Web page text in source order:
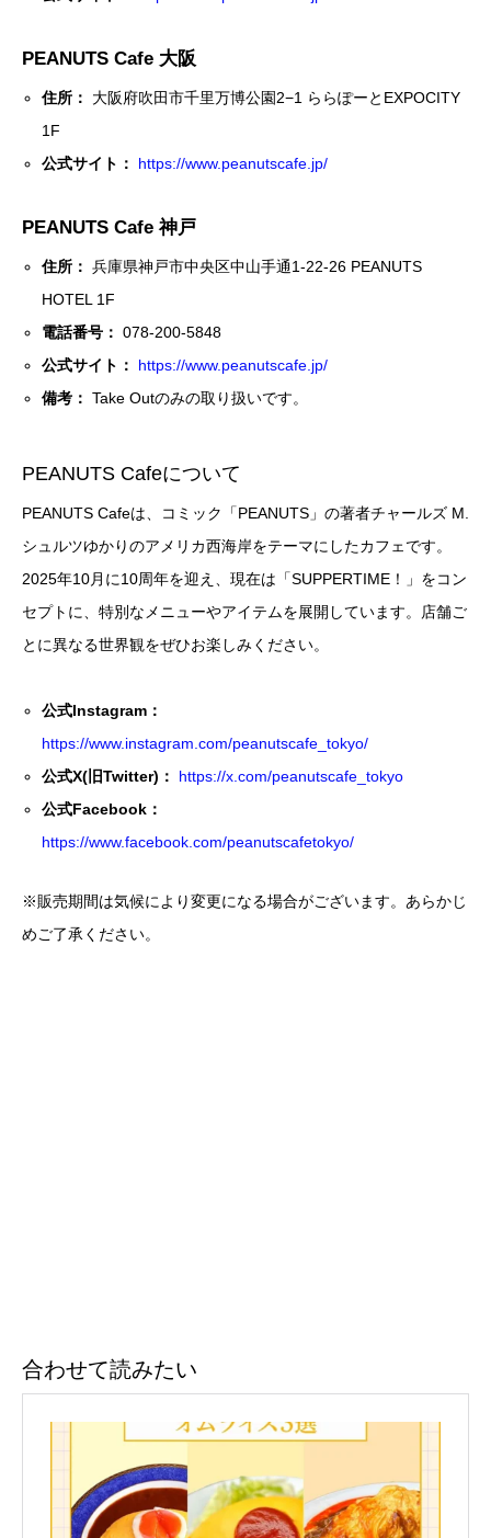
PEANUTS Cafe 大阪
住所：
大阪府吹田市千里万博公園2−1 ららぽーとEXPOCITY
1F
公式サイト：
https://www.peanutscafe.jp/
PEANUTS Cafe 神戸
住所： 兵庫県神戸市中央区中山手通1-22-26 PEANUTS
HOTEL 1F
電話番号： 078-200-5848
公式サイト：
https://www.peanutscafe.jp/
備考： Take Outのみの取り扱いです。
PEANUTS Cafeについて
PEANUTS Cafeは、コミック「PEANUTS」の著者チャールズ M.
シュルツゆかりのアメリカ西海岸をテーマにしたカフェです。
2025年10月に10周年を迎え、現在は「SUPPERTIME！」をコン
セプトに、特別なメニューやアイテムを展開しています。店舗ご
とに異なる世界観をぜひお楽しみください。
公式Instagram：
https://www.instagram.com/peanutscafe_tokyo/
公式X(旧Twitter)：
https://x.com/peanutscafe_tokyo
公式Facebook：
https://www.facebook.com/peanutscafetokyo/
※販売期間は気候により変更になる場合がございます。あらかじ
めご了承ください。
合わせて読みたい